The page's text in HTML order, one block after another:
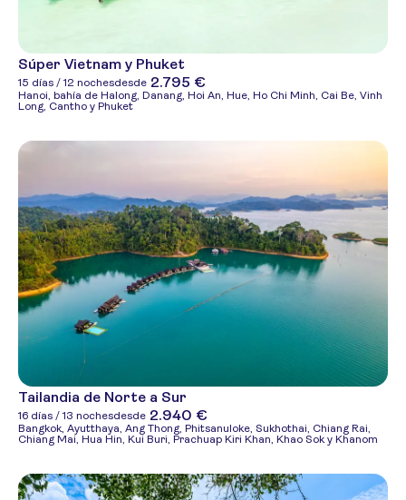
Súper Vietnam y Phuket
15 días / 12 nochesdesde 2.795 €
Hanoi, bahía de Halong, Danang, Hoi An, Hue, Ho Chi Minh, Cai Be, Vinh
Long, Cantho y Phuket
Tailandia de Norte a Sur
16 días / 13 nochesdesde 2.940 €
Bangkok, Ayutthaya, Ang Thong, Phitsanuloke, Sukhothai, Chiang Rai,
Chiang Mai, Hua Hin, Kui Buri, Prachuap Kiri Khan, Khao Sok y Khanom